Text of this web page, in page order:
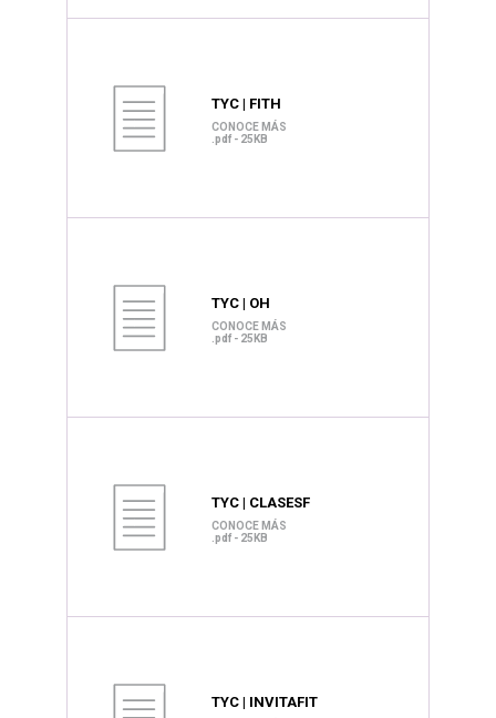
TYC | FITH
CONOCE MÁS
.pdf - 25KB
TYC | OH
CONOCE MÁS
.pdf - 25KB
TYC | CLASESF
CONOCE MÁS
.pdf - 25KB
TYC | INVITAFIT